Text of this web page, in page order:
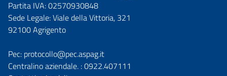
Partita IVA: 02570930848
Sede Legale: Viale della Vittoria, 321
92100 Agrigento
Pec: protocollo@pec.aspag.it
Centralino aziendale. : 0922.407111